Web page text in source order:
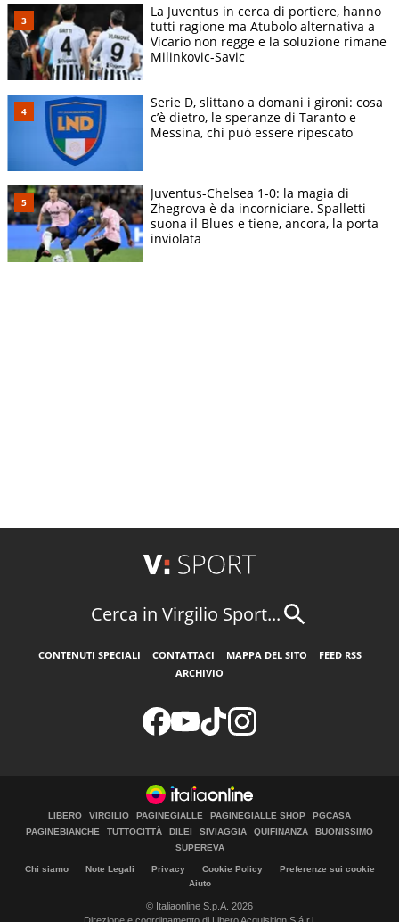
La Juventus in cerca di portiere, hanno
tutti ragione ma Atubolo alternativa a
Vicario non regge e la soluzione rimane
Milinkovic-Savic
Serie D, slittano a domani i gironi: cosa
c’è dietro, le speranze di Taranto e
Messina, chi può essere ripescato
Juventus-Chelsea 1-0: la magia di
Zhegrova è da incorniciare. Spalletti
suona il Blues e tiene, ancora, la porta
inviolata
Cerca in Virgilio Sport...
CONTENUTI SPECIALI CONTATTACI MAPPA DEL SITO
FEED RSS
ARCHIVIO
LIBERO VIRGILIO PAGINEGIALLE PAGINEGIALLE SHOP
PGCASA
PAGINEBIANCHE
TUTTOCITTÀ DILEI SIVIAGGIA QUIFINANZA
BUONISSIMO
SUPEREVA
Chi siamo Note Legali Privacy Cookie Policy
Preferenze sui cookie
Aiuto
© Italiaonline S.p.A. 2026